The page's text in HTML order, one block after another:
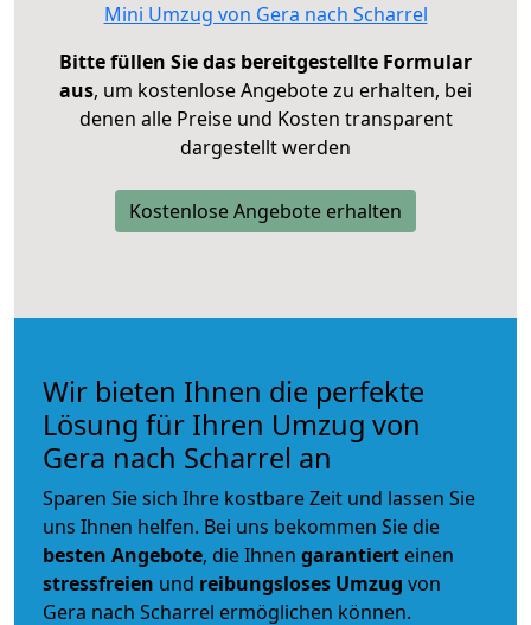
Mini Umzug von Gera nach Scharrel
Bitte füllen Sie das bereitgestellte Formular
aus, um kostenlose Angebote zu erhalten, bei
denen alle Preise und Kosten transparent
dargestellt werden
Kostenlose Angebote erhalten
Wir bieten Ihnen die perfekte
Lösung für Ihren Umzug von
Gera nach Scharrel an
Sparen Sie sich Ihre kostbare Zeit und lassen Sie
uns Ihnen helfen. Bei uns bekommen Sie die
besten Angebote, die Ihnen garantiert einen
stressfreien und reibungsloses Umzug von
Gera nach Scharrel ermöglichen können.